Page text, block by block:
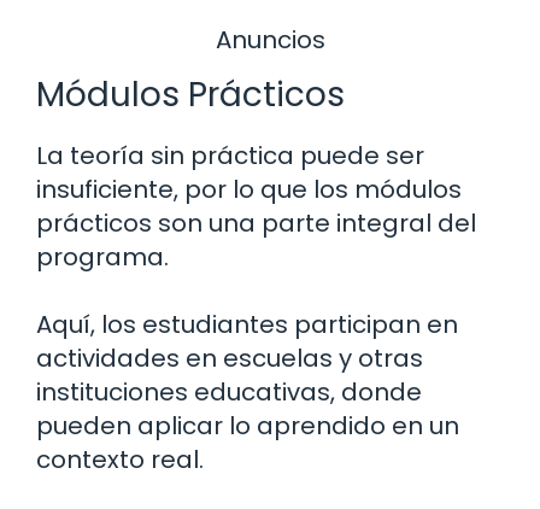
Anuncios
Módulos Prácticos
La teoría sin práctica puede ser
insuficiente, por lo que los módulos
prácticos son una parte integral del
programa.
Aquí, los estudiantes participan en
actividades en escuelas y otras
instituciones educativas, donde
pueden aplicar lo aprendido en un
contexto real.